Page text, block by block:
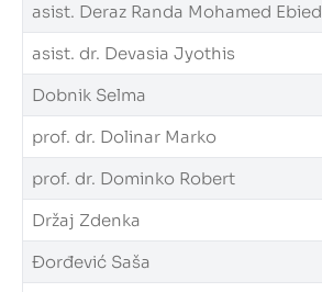
asist. Deraz Randa Mohamed Ebied
asist. dr. Devasia Jyothis
Dobnik Selma
prof. dr. Dolinar Marko
prof. dr. Dominko Robert
Držaj Zdenka
Đorđević Saša